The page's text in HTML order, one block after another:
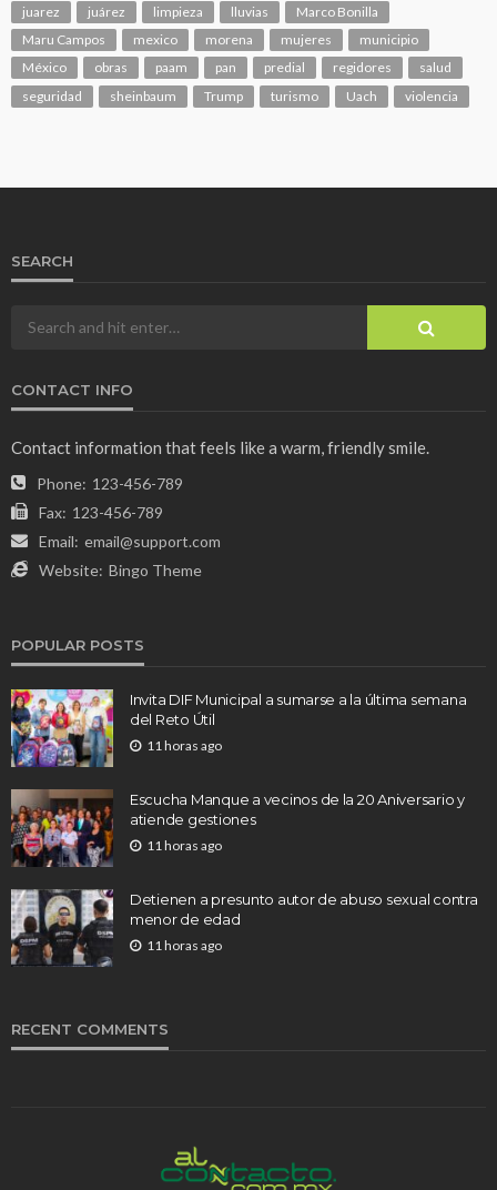
juarez
juárez limpieza lluvias
Marco Bonilla
Maru Campos
mexico morena mujeres
municipio
México
obras paam pan predial regidores
salud
seguridad
sheinbaum Trump turismo Uach violencia
SEARCH
CONTACT INFO
Contact information that feels like a warm, friendly smile.
Phone: 123-456-789
Fax: 123-456-789
Email: email@support.com
Website: Bingo Theme
POPULAR POSTS
Invita DIF Municipal a sumarse a la última semana
del Reto Útil
11 horas ago
Escucha Manque a vecinos de la 20 Aniversario y
atiende gestiones
11 horas ago
Detienen a presunto autor de abuso sexual contra
menor de edad
11 horas ago
RECENT COMMENTS